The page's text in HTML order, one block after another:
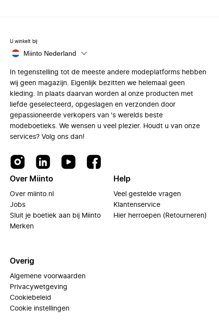
U winkelt bij
Miinto Nederland
In tegenstelling tot de meeste andere modeplatforms hebben
wij geen magazijn. Eigenlijk bezitten we helemaal geen
kleding. In plaats daarvan worden al onze producten met
liefde geselecteerd, opgeslagen en verzonden door
gepassioneerde verkopers van 's werelds beste
modeboetieks. We wensen u veel plezier. Houdt u van onze
services? Volg ons dan!
Over Miinto
Over miinto.nl
Jobs
Sluit je boetiek aan bij Miinto
Merken
Help
Veel gestelde vragen
Klantenservice
Hier herroepen (Retourneren)
Overig
Algemene voorwaarden
Privacywetgeving
Cookiebeleid
Cookie instellingen